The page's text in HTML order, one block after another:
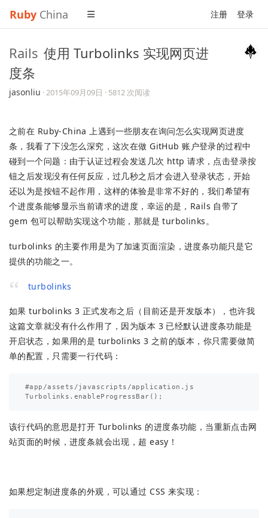
Ruby China 注册 登录
Rails 使用 Turbolinks 实现网页进
度条
jasonliu ·2015年09月09日 · 5812 次阅读
之前在 Ruby-China 上遇到一些朋友在询问怎么实现网页进度
条，我看了下没怎么深究，这次在做 GitHub 账户登录的过程中
碰到一个问题：由于认证过程会发送几次 http 请求，点击登录按
钮之后发现没有任何反应，过几秒之后才会进入登录状态，开始
还以为是按钮不起作用，这样的体验是非常不好的，我们希望有
个进度条能够显示当前请求的进度，幸运的是，Rails 自带了
gem 包可以帮助实现这个功能，那就是 turbolinks。
turbolinks 的主要作用是为了加速页面渲染，进度条功能只是它
提供的功能之一。
turbolinks
如果 turbolinks 3 正式发布之后（目前还是开发版本），也许我
这篇文章就没有什么作用了，因为版本 3 已经默认进度条功能是
开启状态，如果用的是 turbolinks 3 之前的版本，你只需要做简
单的配置，只需要一行代码：
#app/assets/javascripts/application.js
该行代码的意思是打开 Turbolinks 的进度条功能，当重新点击网
站页面的时候，进度条就会出现，超 easy！
如果想定制进度条的外观，可以通过 CSS 来实现：